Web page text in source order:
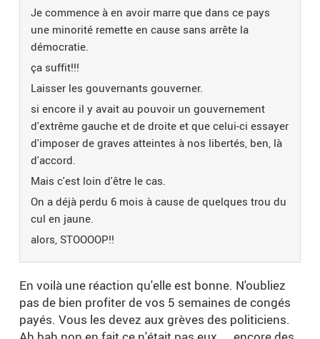
Je commence à en avoir marre que dans ce pays
une minorité remette en cause sans arrête la
démocratie.
ça suffit!!!
Laisser les gouvernants gouverner.
si encore il y avait au pouvoir un gouvernement
d'extrême gauche et de droite et que celui-ci essayer
d'imposer de graves atteintes à nos libertés, ben, là
d'accord.
Mais c'est loin d'être le cas.
On a déjà perdu 6 mois à cause de quelques trou du
cul en jaune.
alors, STOOOOP!!
En voilà une réaction qu'elle est bonne. N'oubliez
pas de bien profiter de vos 5 semaines de congés
payés. Vous les devez aux grèves des politiciens.